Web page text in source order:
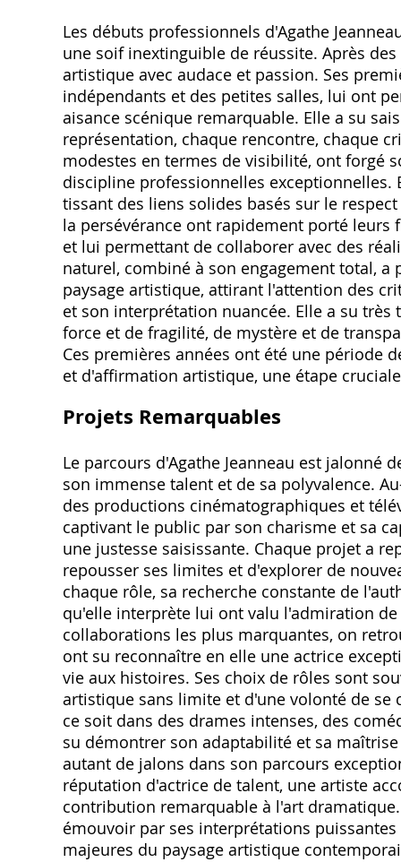
Les débuts professionnels d'Agathe
une soif inextinguible de réussite. Après
artistique avec audace et passion. Ses
indépendants et des petites salles, lui ont
aisance scénique remarquable. Elle a su
représentation, chaque rencontre, chaque
modestes en termes de visibilité, ont forgé
discipline professionnelles
tissant des liens solides basés sur le
la persévérance ont rapidement porté
et lui permettant de collaborer avec des
naturel, combiné à son engagement total, a
paysage artistique, attirant l'attention des
et son interprétation nuancée. Elle a su
force et de fragilité, de mystère et de
Ces premières années ont été une période
et d'affirmation artistique, une étape
Projets Remarquables
Le parcours d'Agathe Jeanneau est
son immense talent et de sa polyvalence.
des productions cinématographiques et
captivant le public par son charisme et sa
une justesse saisissante. Chaque projet a
repousser ses limites et d'explorer de
chaque rôle, sa recherche constante de
qu'elle interprète lui ont valu l'admiration
collaborations les plus marquantes, on
ont su reconnaître en elle une actrice
vie aux histoires. Ses choix de rôles sont
artistique sans limite et d'une volonté de se
ce soit dans des drames intenses, des
su démontrer son adaptabilité et sa
autant de jalons dans son parcours
réputation d'actrice de talent, une artiste
contribution remarquable à l'art
émouvoir par ses interprétations
majeures du paysage artistique